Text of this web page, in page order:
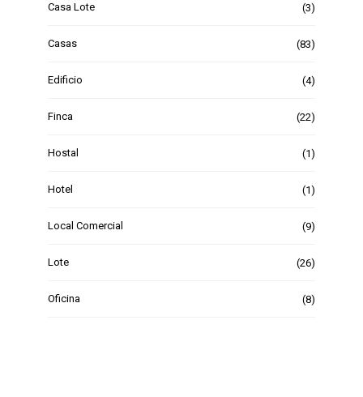
Casa Lote (3)
Casas (83)
Edificio (4)
Finca (22)
Hostal (1)
Hotel (1)
Local Comercial (9)
Lote (26)
Oficina (8)